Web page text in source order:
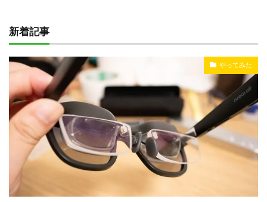
新着記事
やってみた